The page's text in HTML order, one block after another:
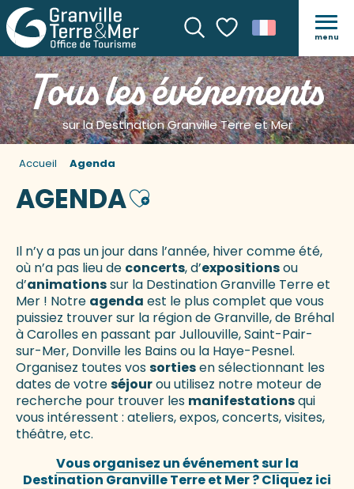
Recherche
Voir les favoris
menu
Tous les événements
sur la Destination Granville Terre et Mer
Accueil Agenda
AGENDAAjouter aux favoris
Il n’y a pas un jour dans l’année, hiver comme été,
où n’a pas lieu de concerts, d’expositionsou
d’animationssur la Destination Granville Terre et
Mer ! Notre agenda est le plus complet que vous
puissiez trouver sur la région de Granville, de Bréhal
à Carolles en passant par Jullouville, Saint-Pair-
sur-Mer, Donville les Bains ou la Haye-Pesnel.
Organisez toutes vossortiesen sélectionnant les
dates de votreséjourou utilisez notre moteur de
recherche pour trouver les manifestationsqui
vous intéressent : ateliers, expos, concerts, visites,
théâtre, etc.
Vous organisez un événement sur la
Destination Granville Terre et Mer ? Cliquez ici